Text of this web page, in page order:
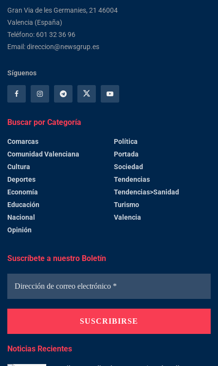
Gran Via de les Germanies, 21 46004
Valencia (España)
Teléfono: 601 32 36 96
Email: direccion@newsgrup.es
Síguenos
Buscar por Categoría
Comarcas
Comunidad Valenciana
Cultura
Deportes
Economía
Educación
Nacional
Opinión
Política
Portada
Sociedad
Tendencias
Tendencias>Sanidad
Turismo
Valencia
Suscríbete a nuestro Boletín
Noticias Recientes